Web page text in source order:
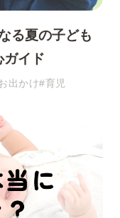
る夏の子ども
ガイド
出かけ#育児